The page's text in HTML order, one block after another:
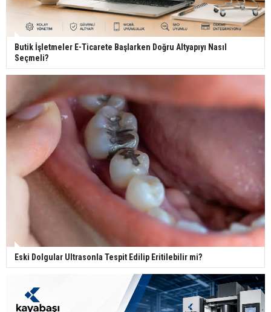
Butik İşletmeler E-Ticarete Başlarken Doğru Altyapıyı Nasıl
Seçmeli?
Eski Dolgular Ultrasonla Tespit Edilip Eritilebilir mi?